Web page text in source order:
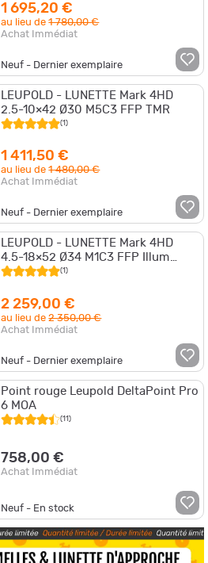
1 695,20 €
au lieu de1 780,00 €
Achat Immédiat
Neuf - Dernier exemplaire
LEUPOLD - LUNETTE Mark 4HD
2.5-10×42 Ø30 M5C3 FFP TMR
(1)
1 411,50 €
au lieu de1 480,00 €
Achat Immédiat
Neuf - Dernier exemplaire
LEUPOLD - LUNETTE Mark 4HD
4.5-18×52 Ø34 M1C3 FFP Illum
PR1-MOA
(1)
2 259,00 €
au lieu de2 350,00 €
Achat Immédiat
Neuf - Dernier exemplaire
Point rouge Leupold DeltaPoint Pro
6 MOA
(11)
758,00 €
Achat Immédiat
Neuf - En stock